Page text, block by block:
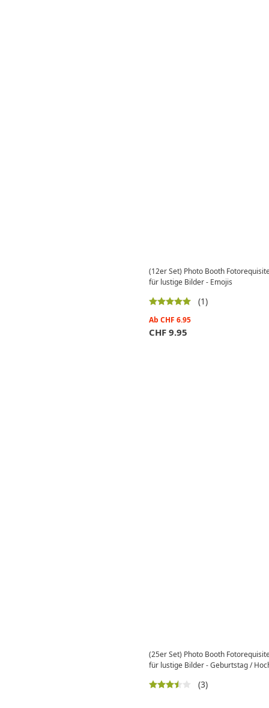
(12er Set) Photo Booth
für lustige Bilder - Emojis
(1)
Ab CHF 6.95
CHF 9.95
(25er Set) Photo Booth
für lustige Bilder - Geburtstag /
(3)